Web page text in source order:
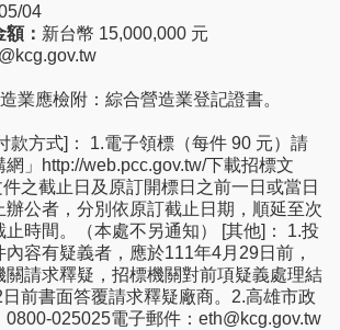
04
： 新台幣 15,000,000 元
業應檢附：綜合營造業登記證書。
款方式]： 1.電子領標（每件 90 元）請
」http://web.pcc.gov.tw/下載招標文
之截止日及原訂開標日之前一日或當日
辦公者，分別依原訂截止日期，順延至次
時間。（本處不另通知） [其他]： 1.投
容有疑義者，應於111年4月29日前，
關請求釋疑，招標機關對前項疑義處理結
前書面答覆請求釋疑廠商。2.高雄市政
0800-025025電子郵件：eth@kcg.gov.tw